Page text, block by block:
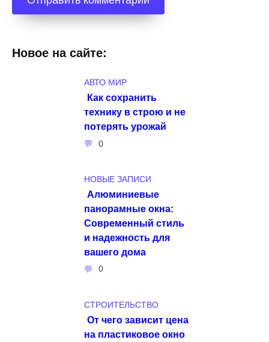
Новое на сайте:
АВТО МИР
Как сохранить
технику в строю и не
потерять урожай
0
НОВЫЕ ЗАПИСИ
Алюминиевые
панорамные окна:
Современный стиль
и надежность для
вашего дома
0
СТРОИТЕЛЬСТВО
От чего зависит цена
на пластиковое окно